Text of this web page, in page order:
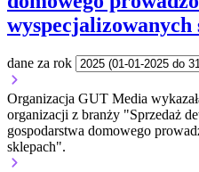
dane za rok
Organizacja GUT Media
organizacji z branży "Sprzedaż
gospodarstwa domowego
sklepach".